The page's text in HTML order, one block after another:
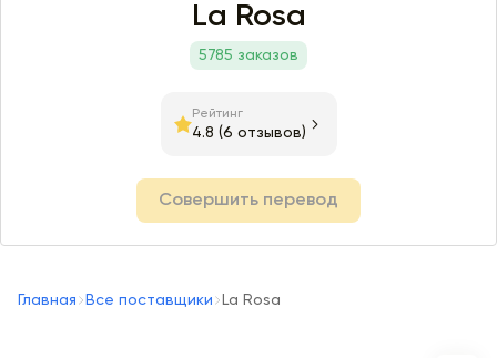
La Rosa
5785 заказов
Рейтинг
4.8 (6 отзывов)
Совершить перевод
Главная Все поставщики La Rosa